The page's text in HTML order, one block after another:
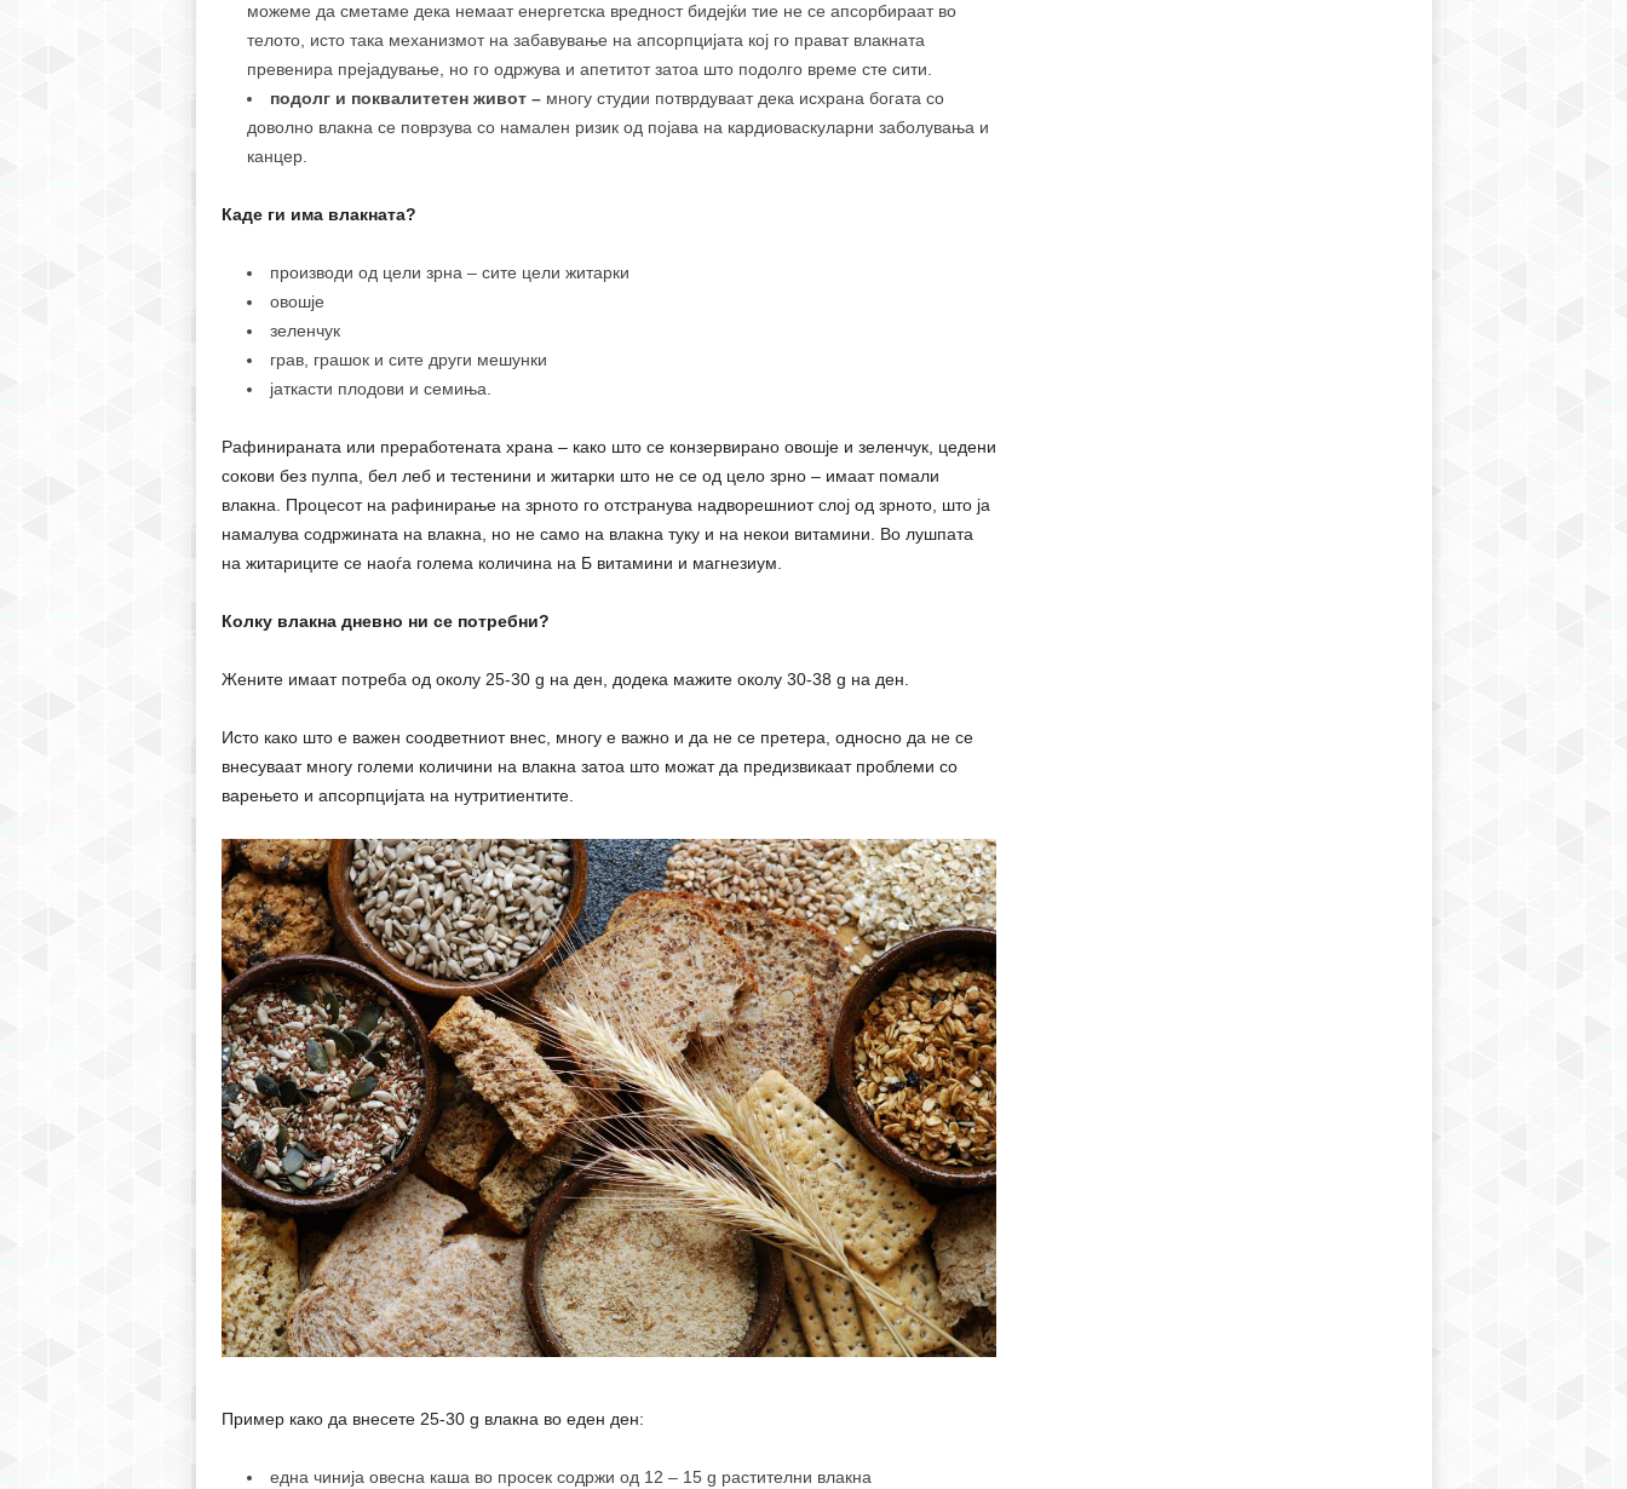
можеме да сметаме дека немаат енергетска вредност бидејќи тие не се апсорбираат во
телото, исто така механизмот на забавување на апсорпцијата кој го прават влакната
превенира прејадување, но го одржува и апетитот затоа што подолго време сте сити.
подолг и поквалитетен живот –многу студии потврдуваат дека исхрана богата со
доволно влакна се поврзува со намален ризик од појава на кардиоваскуларни заболувања и
канцер.
Каде ги има влакната?
производи од цели зрна – сите цели житарки
овошје
зеленчук
грав, грашок и сите други мешунки
јаткасти плодови и семиња.
Рафинираната или преработената храна – како што се конзервирано овошје и зеленчук, цедени
сокови без пулпа, бел леб и тестенини и житарки што не се од цело зрно – имаат помали
влакна. Процесот на рафинирање на зрното го отстранува надворешниот слој од зрното, што ја
намалува содржината на влакна, но не само на влакна туку и на некои витамини. Во лушпата
на житариците се наоѓа голема количина на Б витамини и магнезиум.
Колку влакна дневно ни се потребни?
Жените имаат потреба од околу 25-30 g на ден, додека мажите околу 30-38 g на ден.
Исто како што е важен соодветниот внес, многу е важно и да не се претера, односно да не се
внесуваат многу големи количини на влакна затоа што можат да предизвикаат проблеми со
варењето и апсорпцијата на нутритиентите.
Пример како да внесете 25-30 g влакна во еден ден:
една чинија овесна каша во просек содржи од 12 – 15 g растителни влакна